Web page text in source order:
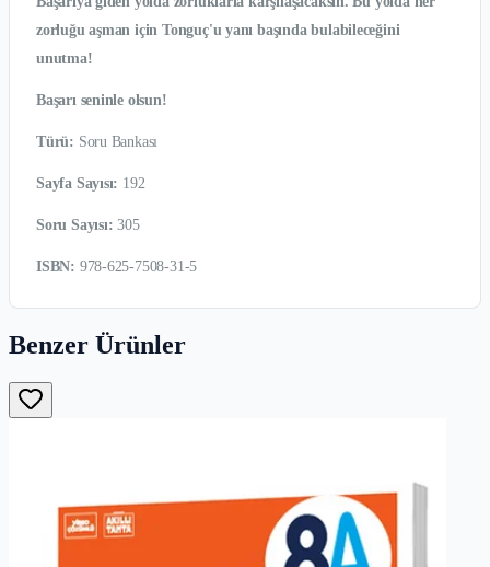
zorluğu aşman için Tonguç'u yanı başında bulabileceğini
unutma!
Başarı seninle olsun!
Türü: Soru Bankası
Sayfa Sayısı: 192
Soru Sayısı:305
ISBN: 978-625-7508-31-5
Benzer Ürünler